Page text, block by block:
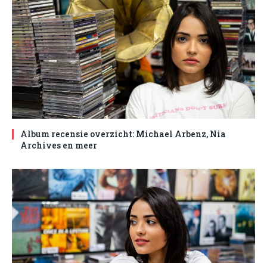
Album recensie overzicht: Michael Arbenz, Nia
Archives en meer